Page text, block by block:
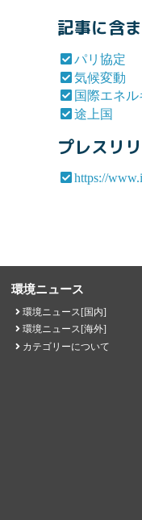
記事に含
パリ協定
気候変動
国際エネル
途上国
プレスリ
https://
環境ニュース
環境ニュース[国内]
環境ニュース[海外]
カテゴリーについて